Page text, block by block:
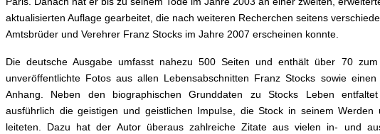
aktualisierten Auflage gearbeitet, die nach weiteren Recherchen seitens
Amtsbrüder und Verehrer Franz Stocks im Jahre 2007 erscheinen konnte.
Die deutsche Ausgabe umfasst nahezu 500 Seiten und enthält über 70
unveröffentlichte Fotos aus allen Lebensabschnitten Franz Stocks sowie einen
Anhang. Neben den biographischen Grunddaten zu Stocks Leben
ausführlich die geistigen und geistlichen Impulse, die Stock in seinem Werden
leiteten. Dazu hat der Autor überaus zahlreiche Zitate aus vielen in- und